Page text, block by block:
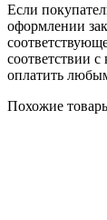
Если
оформлении
соответствии
оплатить
Похожие